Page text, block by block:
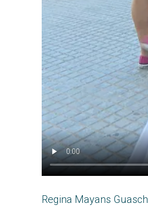
Regina Mayans Guasch